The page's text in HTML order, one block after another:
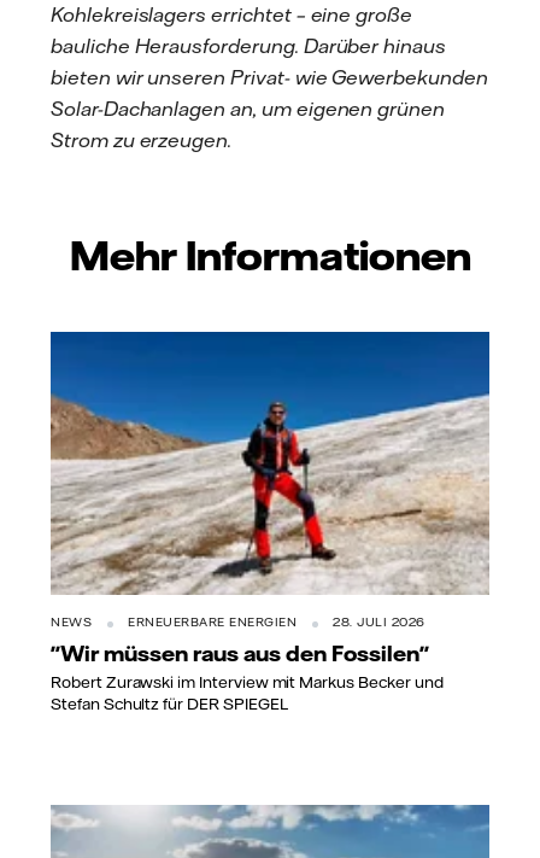
Kohlekreislagers errichtet – eine große
bauliche Herausforderung. Darüber hinaus
bieten wir unseren Privat- wie Gewerbekunden
Solar-Dachanlagen an, um eigenen grünen
Strom zu erzeugen.
Mehr Informationen
NEWS ERNEUERBARE ENERGIEN 28. JULI 2026
"Wir müssen raus aus den Fossilen"
Robert Zurawski im Interview mit Markus Becker und
Stefan Schultz für DER SPIEGEL